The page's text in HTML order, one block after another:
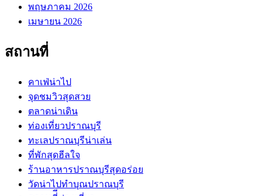
พฤษภาคม 2026
เมษายน 2026
สถานที่
คาเฟ่น่าไป
จุดชมวิวสุดสวย
ตลาดน่าเดิน
ท่องเที่ยวปราณบุรี
ทะเลปราณบุรีน่าเล่น
ที่พักสุดฮีลใจ
ร้านอาหารปราณบุรีสุดอร่อย
วัดน่าไปทำบุณปราณบุรี